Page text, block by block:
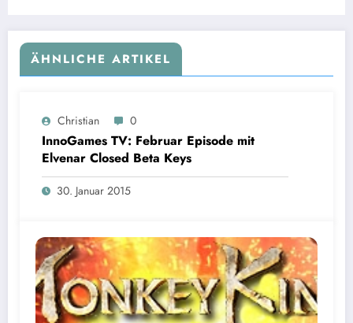
ÄHNLICHE ARTIKEL
Christian 0
InnoGames TV: Februar Episode mit
Elvenar Closed Beta Keys
30. Januar 2015